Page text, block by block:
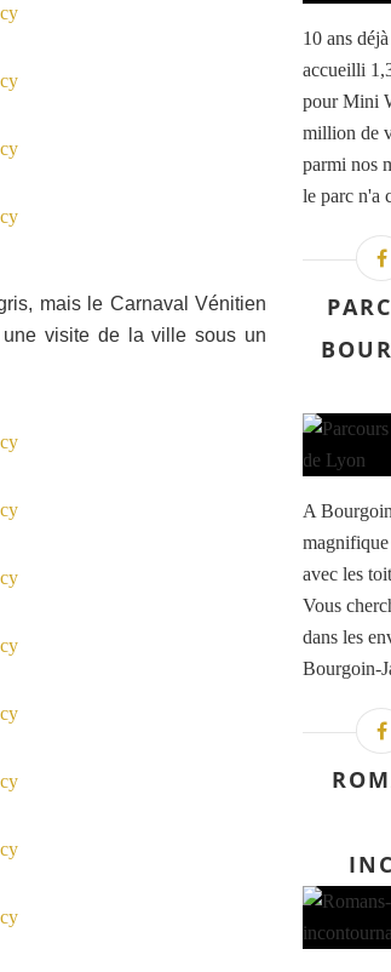
mais le Carnaval Vénitien
une visite de la ville sous un
10 ans
accueilli
pour Mini
million de
parmi nos
le parc n'a
A
avec les
Vous
dans les
Bourgoin-